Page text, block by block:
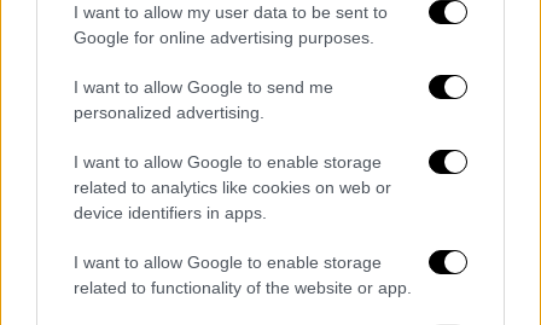
I want to allow my user data to be sent to
Google for online advertising purposes.
I want to allow Google to send me
personalized advertising.
I want to allow Google to enable storage
related to analytics like cookies on web or
device identifiers in apps.
I want to allow Google to enable storage
related to functionality of the website or app.
Ειδικότερα, για κατάσβεση επιχειρούν21
πυροσβέστες
με επτά οχήματα, ενώ από
αέρος συνδράμουντέσσερα αεροσκάφηκαι
ένα ελικόπτερο.
#Πυρκαγιάσε δασική έκταση στο
Δίστομο Βοιωτίας.
εναέριες δυνάμεις.